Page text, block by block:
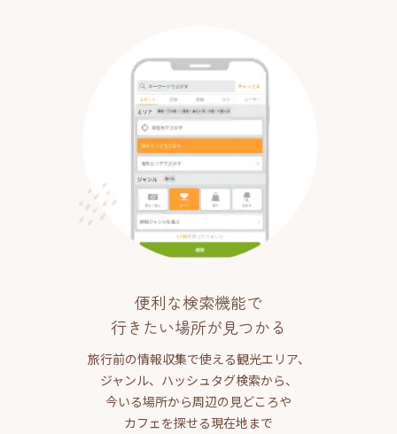
便利な検索機能で
行きたい場所が見つかる
旅行前の情報収集で使える観光エリア、
ジャンル、ハッシュタグ検索から、
今いる場所から周辺の見どころや
カフェを探せる現在地まで